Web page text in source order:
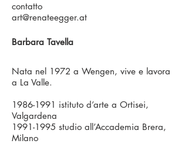
contatto
art@renateegger.at
Barbara Tavella
Nata nel 1972 a Wengen, vive e lavora
a La Valle.
1986-1991 istituto d’arte a Ortisei,
Valgardena
1991-1995 studio all’Accademia Brera,
Milano